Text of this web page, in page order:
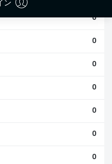
0
0
0
0
0
0
0